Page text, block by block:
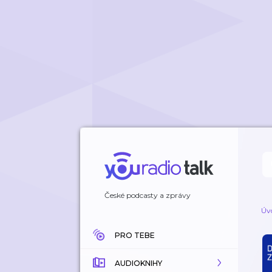
České podcasty a zprávy
PRO TEBE
AUDIOKNIHY